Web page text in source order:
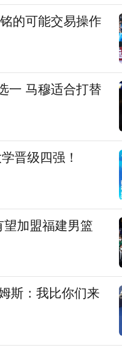
的可能交易操作
一 马穆适合打替
晋级四强！
加盟福建男篮
斯：我比你们来